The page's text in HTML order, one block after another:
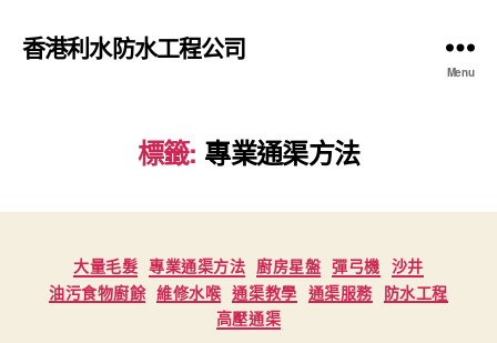
香港利水防水工程公司
Menu
標籤: 專業通渠方法
Categories
大量毛髮 專業通渠方法 廚房星盤 彈弓機 沙井
油污食物廚餘 維修水喉 通渠教學 通渠服務 防水工程
高壓通渠